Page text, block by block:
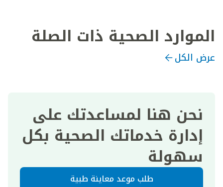
الموارد الصحية ذات الصلة
عرض الكل
نحن هنا لمساعدتك على
إدارة خدماتك الصحية بكل
سهولة
طلب موعد معاينة طبية